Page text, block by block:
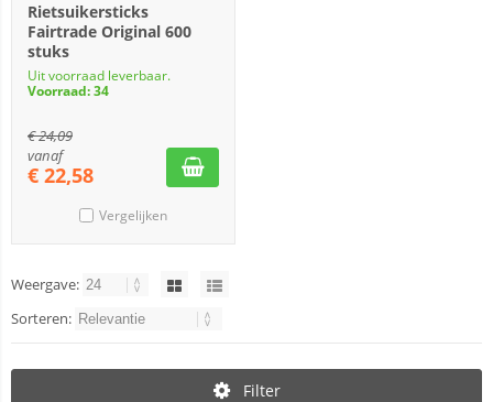
Rietsuikersticks
Fairtrade Original 600
stuks
Uit voorraad leverbaar.
Voorraad: 34
€24,09
vanaf
€ 22,58
Vergelijken
Weergave:
Sorteren:
Filter